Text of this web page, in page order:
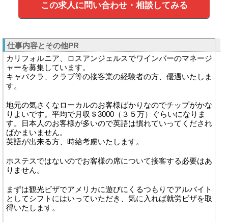
この求人に問い合わせ・相談してみる
仕事内容とその他PR
カリフォルニア、ロスアンジェルスでワインバーのマネージ
ャーを募集しています。
キャバクラ、クラブ等の接客業の経験者の方、優遇いたしま
す。
地元の気さくなローカルのお客様ばかりなのでチップがかな
りよいです。平均で月収＄3000（３５万）ぐらいになりま
す。日本人のお客様が多いので英語は慣れていってくだされ
ばかまいません。
英語が出来る方、時給考慮いたします。
ホステスではないのでお客様の席について接客する必要はあ
りません。
まずは観光ビザでアメリカに遊びにくるつもりでアルバイト
としてシフトにはいっていただき、気に入れば就労ビザを取
得いたします。